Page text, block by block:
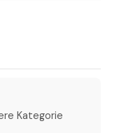
Kategorie